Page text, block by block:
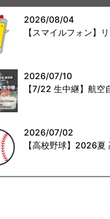
2026/08/04
【スマイルフォン】
2026/07/10
【7/22 生中継】航空
2026/07/02
【高校野球】2026夏